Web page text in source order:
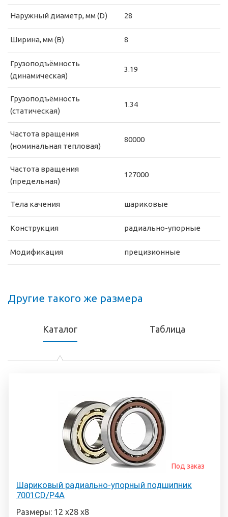
Наружный диаметр, мм (D) 28
Ширина, мм (B) 8
Грузоподъёмность
(динамическая)
3.19
Грузоподъёмность
(статическая)
1.34
Частота вращения
(номинальная тепловая)
80000
Частота вращения
(предельная)
127000
Тела качения шариковые
Конструкция радиально-упорные
Модификация прецизионные
Другие такого же размера
Каталог Таблица
Шариковый радиально-упорный подшипник
7001CD/P4A
Под заказ
Размеры: 12 х28 х8